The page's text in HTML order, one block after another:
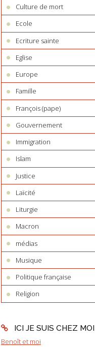
Culture de mort
Ecole
Ecriture sainte
Eglise
Europe
Famille
François (pape)
Gouvernement
Immigration
Islam
Justice
Laïcité
Liturgie
Macron
médias
Musique
Politique française
Religion
ICI JE SUIS CHEZ MOI
Benoît et moi